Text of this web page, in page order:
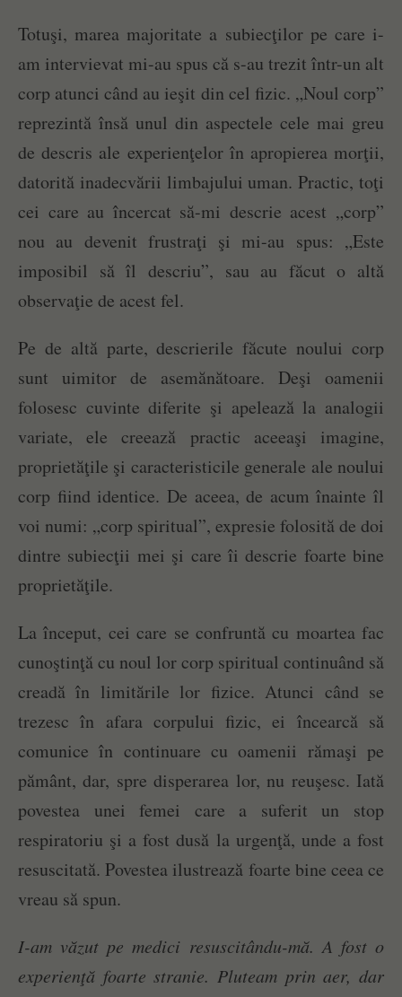
Totuşi, marea majoritate a subiecţilor pe care i-
am intervievat mi-au spus că s-au trezit într-un alt
corp atunci când au ieşit din cel fizic. „Noul corp”
reprezintă însă unul din aspectele cele mai greu
de descris ale experienţelor în apropierea morţii,
datorită inadecvării limbajului uman. Practic, toţi
cei care au încercat să-mi descrie acest „corp”
nou au devenit frustraţi şi mi-au spus: „Este
imposibil să îl descriu”, sau au făcut o altă
observaţie de acest fel.
Pe de altă parte, descrierile făcute noului corp
sunt uimitor de asemănătoare. Deşi oamenii
folosesc cuvinte diferite şi apelează la analogii
variate, ele creează practic aceeaşi imagine,
proprietăţile şi caracteristicile generale ale noului
corp fiind identice. De aceea, de acum înainte îl
voi numi: „corp spiritual”, expresie folosită de doi
dintre subiecţii mei şi care îi descrie foarte bine
proprietăţile.
La început, cei care se confruntă cu moartea fac
cunoştinţă cu noul lor corp spiritual continuând să
creadă în limitările lor fizice. Atunci când se
trezesc în afara corpului fizic, ei încearcă să
comunice în continuare cu oamenii rămaşi pe
pământ, dar, spre disperarea lor, nu reuşesc. Iată
povestea unei femei care a suferit un stop
respiratoriu şi a fost dusă la urgenţă, unde a fost
resuscitată. Povestea ilustrează foarte bine ceea ce
vreau să spun.
I-am văzut pe medici resuscitându-mă. A fost o
experienţă foarte stranie. Pluteam prin aer, dar